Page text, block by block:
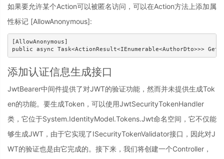
如果要允许某个Action可以被匿名访问，可以在Action方法上添加属
性标记 [AllowAnonymous]:
[AllowAnonymous]
添加认证信息生成接口
JwtBearer中间件提供了对JWT的验证功能，然而并未提供生成Tok
en的功能。要生成Token，可以使用JwtSecurityTokenHandler
类，它位于System.IdentityModel.Tokens.Jwt命名空间，它不仅能
够生成JWT，由于它实现了ISecurityTokenValidator接口，因此对J
WT的验证也是由它完成的。接下来，我们将创建一个Controller，